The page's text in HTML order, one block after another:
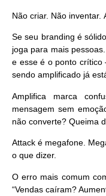
Não criar. Não inventar.
Se seu branding é
joga para mais
e esse é o ponto crítico
sendo amplificado já
Amplifica marca
mensagem sem
não converte? Queima
Attack é megafone.
o que dizer.
O erro mais comum
“Vendas caíram?